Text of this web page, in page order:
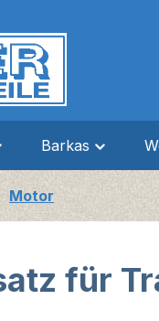
Barkas
Motor
für